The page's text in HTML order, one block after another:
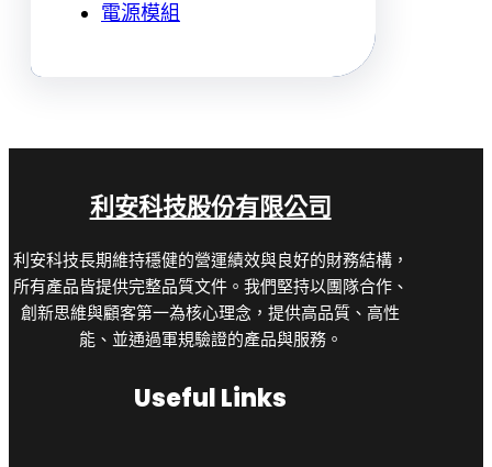
電源模組
利安科技股份有限公司
利安科技長期維持穩健的營運績效與良好的財務結構，
所有產品皆提供完整品質文件。我們堅持以團隊合作、
創新思維與顧客第一為核心理念，提供高品質、高性
能、並通過軍規驗證的產品與服務。
Useful Links